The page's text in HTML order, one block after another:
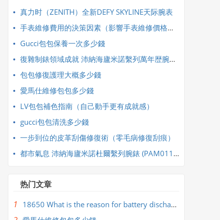
真力时（ZENITH）全新DEFY SKYLINE天际腕表
手表維修費用的決策因素（影響手表維修價格的主要因素）
Gucci包包保養一次多少錢
復雜制錶領域成就 沛納海廬米諾繫列萬年歴腕錶 PAM00742
​包包修復護理大概多少錢
​愛馬仕維修包包多少錢
​LV包包補色指南（自己動手更有成就感）
​gucci包包清洗多少錢
​一步到位的皮革刮傷修復術（零毛病修復刮痕）
都市氣息 沛納海廬米諾杜爾繫列腕錶 (PAM01123)
热门文章
1
18650 What is the reason for battery discharge and heating